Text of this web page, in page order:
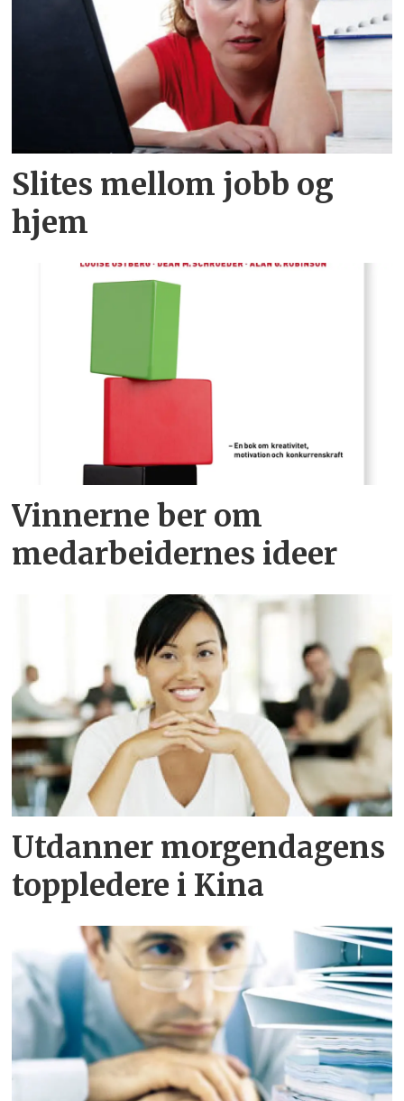
Slites mellom jobb og
hjem
Vinnerne ber om
medarbeidernes ideer
Utdanner morgendagens
toppledere i Kina